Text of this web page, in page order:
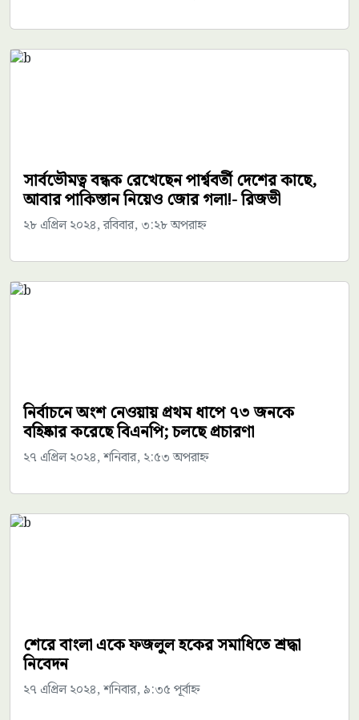
সার্বভৌমত্ব বন্ধক রেখেছেন পার্শ্ববর্তী দেশের কাছে,
আবার পাকিস্তান নিয়েও জোর গলা!- রিজভী
২৮ এপ্রিল ২০২৪, রবিবার, ৩:২৮ অপরাহ্ন
নির্বাচনে অংশ নেওয়ায় প্রথম ধাপে ৭৩ জনকে
বহিষ্কার করেছে বিএনপি; চলছে প্রচারণা
২৭ এপ্রিল ২০২৪, শনিবার, ২:৫৩ অপরাহ্ন
শেরে বাংলা একে ফজলুল হকের সমাধিতে শ্রদ্ধা
নিবেদন
২৭ এপ্রিল ২০২৪, শনিবার, ৯:৩৫ পূর্বাহ্ন